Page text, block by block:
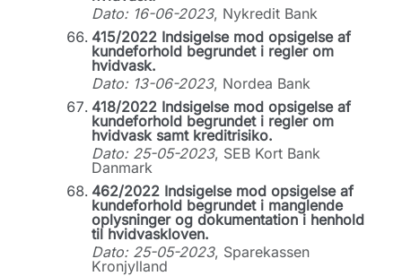
Dato: 16-06-2023, Nykredit Bank
415/2022 Indsigelse mod opsigelse af
kundeforhold begrundet i regler om
hvidvask.
Dato: 13-06-2023, Nordea Bank
418/2022 Indsigelse mod opsigelse af
kundeforhold begrundet i regler om
hvidvask samt kreditrisiko.
Dato: 25-05-2023, SEB Kort Bank
Danmark
462/2022 Indsigelse mod opsigelse af
kundeforhold begrundet i manglende
oplysninger og dokumentation i henhold
til hvidvaskloven.
Dato: 25-05-2023, Sparekassen
Kronjylland